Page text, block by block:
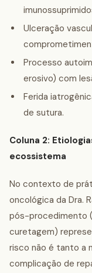
Ulceração
Processo
erosivo) com
Ferida
de sutura.
Coluna 2:
ecossistema
No contexto de
oncológica da Dra.
pós-procedimento
curetagem)
risco não é tanto a
complicação de